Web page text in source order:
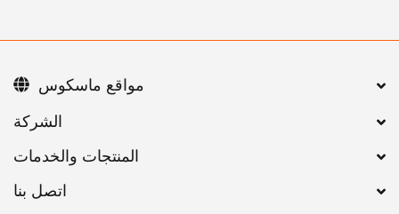
اتصل بنا
مواقع ماسكوس